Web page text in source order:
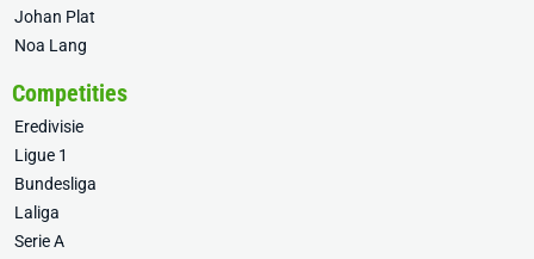
Johan Plat
Noa Lang
Competities
Eredivisie
Ligue 1
Bundesliga
Laliga
Serie A